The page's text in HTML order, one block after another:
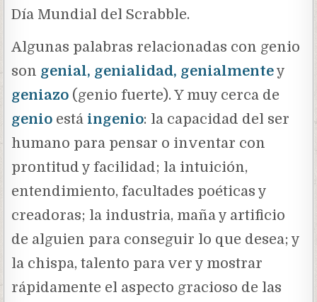
Día Mundial del Scrabble.
Algunas palabras relacionadas con genio
son genial, genialidad, genialmentey
geniazo (genio fuerte). Y muy cerca de
genio está ingenio: la capacidad del ser
humano para pensar o inventar con
prontitud y facilidad; la intuición,
entendimiento, facultades poéticas y
creadoras; la industria, maña y artificio
de alguien para conseguir lo que desea; y
la chispa, talento para ver y mostrar
rápidamente el aspecto gracioso de las